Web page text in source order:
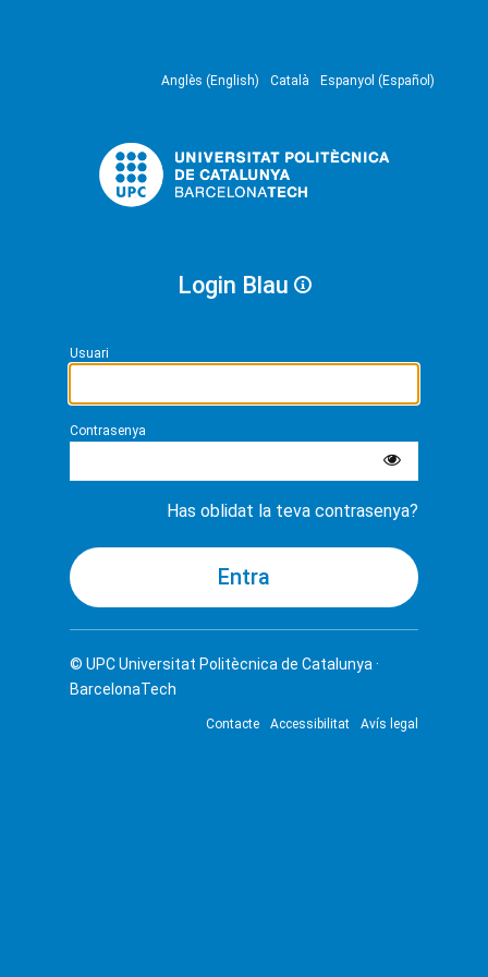
Anglès (English) Català Espanyol (Español)
Login Blau
Usuari
Contrasenya
Has oblidat la teva contrasenya?
© UPCUniversitat Politècnica de Catalunya ·
BarcelonaTech
Contacte Accessibilitat Avís legal